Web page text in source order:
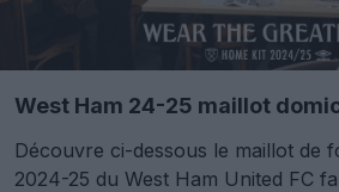
West Ham 24-25 maillot
Découvre ci-dessous le maillot de
2024-25 du West Ham United FC